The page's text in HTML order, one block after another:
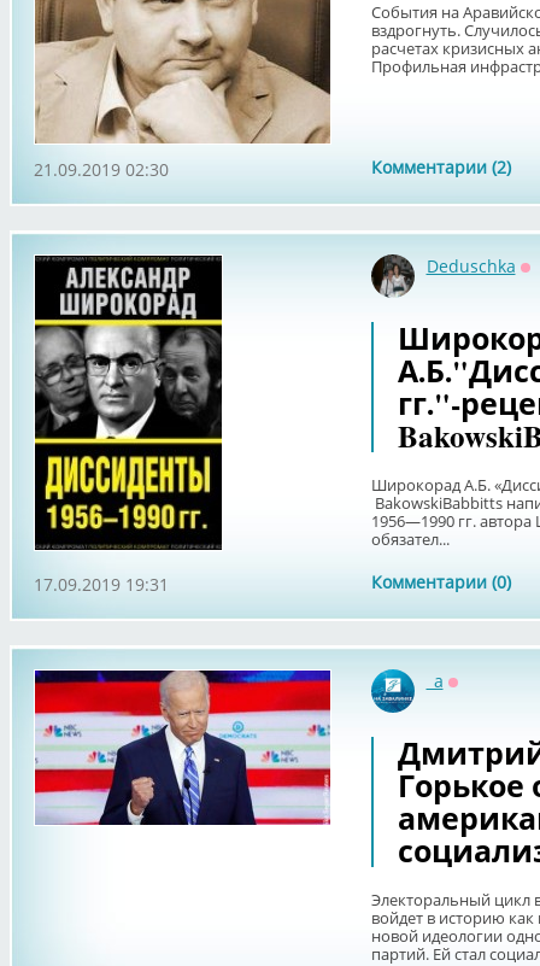
События на
вздрогнуть.
расчетах кризисных
Профильная
Комментарии (2)
21.09.2019 02:30
Deduschka
гг."-
Широкорад А.Б.
BakowskiBabbitts
1956—1990 гг.
обязател...
Комментарии (0)
17.09.2019 19:31
_a
Горькое
Электоральный цикл
войдет в историю
новой идеологии
партий. Ей стал